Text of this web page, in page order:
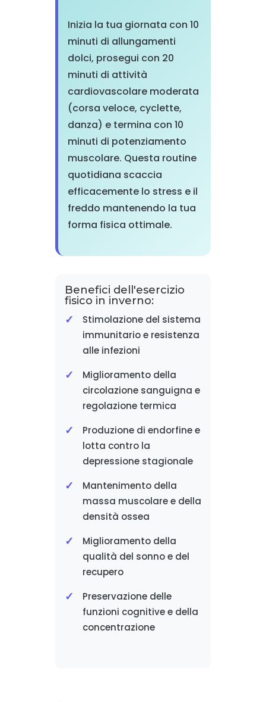
Inizia la tua giornata con 10
minuti di allungamenti
dolci, prosegui con 20
minuti di attività
cardiovascolare moderata
(corsa veloce, cyclette,
danza) e termina con 10
minuti di potenziamento
muscolare. Questa routine
quotidiana scaccia
efficacemente lo stress e il
freddo mantenendo la tua
forma fisica ottimale.
Benefici dell'esercizio
fisico in inverno:
Stimolazione del sistema
immunitario e resistenza
alle infezioni
Miglioramento della
circolazione sanguigna e
regolazione termica
Produzione di endorfine e
lotta contro la
depressione stagionale
Mantenimento della
massa muscolare e della
densità ossea
Miglioramento della
qualità del sonno e del
recupero
Preservazione delle
funzioni cognitive e della
concentrazione